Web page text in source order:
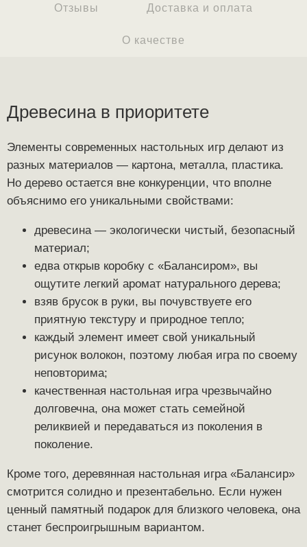
Отзывы Доставка и оплата
О качестве
Древесина в приоритете
Элементы современных настольных игр делают из
разных материалов — картона, металла, пластика.
Но дерево остается вне конкуренции, что вполне
объяснимо его уникальными свойствами:
древесина — экологически чистый, безопасный
материал;
едва открыв коробку с «Балансиром», вы
ощутите легкий аромат натурального дерева;
взяв брусок в руки, вы почувствуете его
приятную текстуру и природное тепло;
каждый элемент имеет свой уникальный
рисунок волокон, поэтому любая игра по своему
неповторима;
качественная настольная игра чрезвычайно
долговечна, она может стать семейной
реликвией и передаваться из поколения в
поколение.
Кроме того, деревянная настольная игра «Балансир»
смотрится солидно и презентабельно. Если нужен
ценный памятный подарок для близкого человека, она
станет беспроигрышным вариантом.